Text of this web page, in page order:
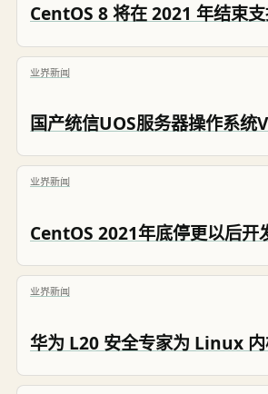
业界新闻
业界新闻
业界新闻